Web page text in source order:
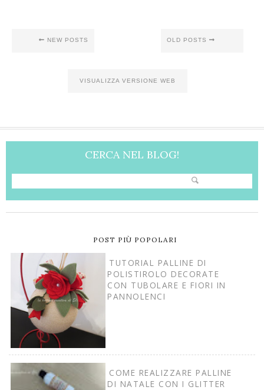
NEW POSTS OLD POSTS
VISUALIZZA VERSIONE WEB
CERCA NEL BLOG!
POST PIÙ POPOLARI
TUTORIAL PALLINE DI
POLISTIROLO DECORATE
CON TUBOLARE E FIORI IN
PANNOLENCI
COME REALIZZARE PALLINE
DI NATALE CON I GLITTER